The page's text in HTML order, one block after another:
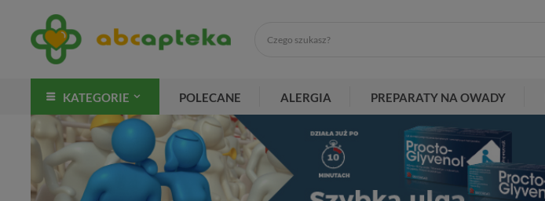
KATEGORIE POLECANE ALERGIA PREPARATY NA OWADY